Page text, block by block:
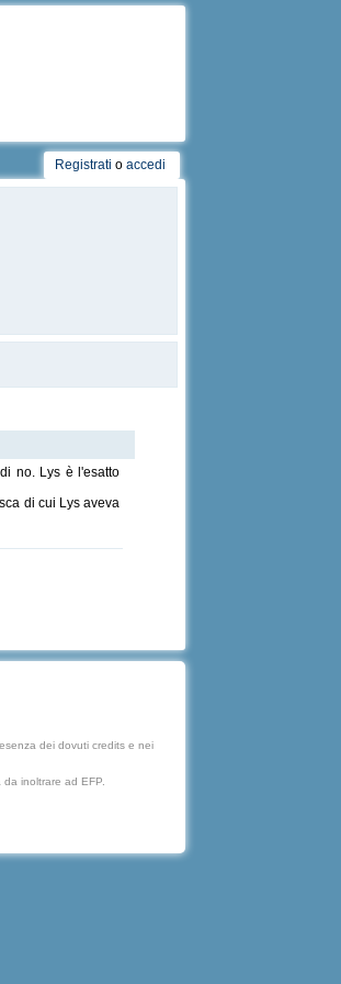
Registrati o accedi
no. Lys è l'esatto
di cui Lys aveva
dei dovuti credits e nei
inoltrare ad EFP.